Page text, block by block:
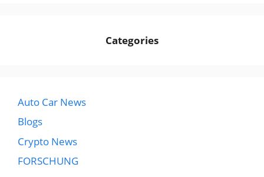
Categories
Auto Car News
Blogs
Crypto News
FORSCHUNG